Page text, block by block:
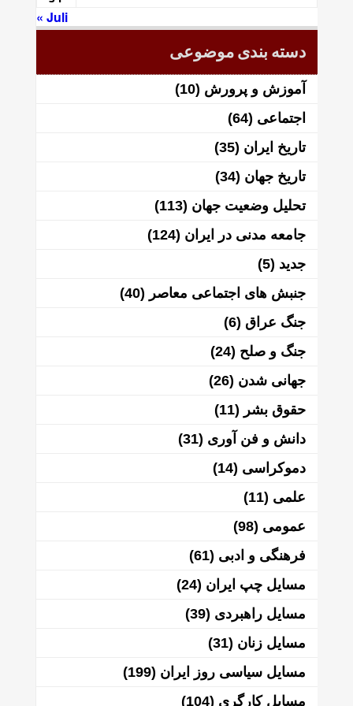
« Juli
دسته بندی موضوعی
آموزش و پرورش (10)
اجتماعی (64)
تاریخ ایران (35)
تاریخ جهان (34)
تحلیل وضعیت جهان (113)
جامعه مدنی در ایران (124)
جدید (5)
جنبش های اجتماعی معاصر (40)
جنگ عراق (6)
جنگ و صلح (24)
جهانی شدن (26)
حقوق بشر (11)
دانش و فن آوری (31)
دموکراسی (14)
علمی (11)
عمومی (98)
فرهنگی و ادبی (61)
مسایل چپ ایران (24)
مسایل راهبردی (39)
مسایل زنان (31)
مسایل سیاسی روز ایران (199)
مسایل کارگری (104)